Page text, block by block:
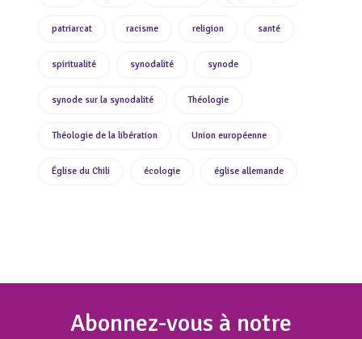
patriarcat racisme religion santé
spiritualité synodalité synode
synode sur la synodalité Théologie
Théologie de la libération Union européenne
Église du Chili écologie église allemande
Abonnez-vous à notre